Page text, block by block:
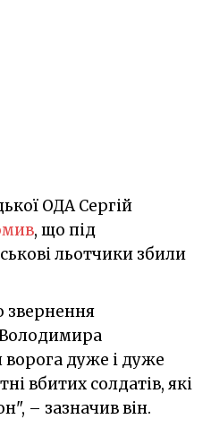
ОДА Сергій
, що під
льотчики збили
звернення
ворога дуже і дуже
вбитих солдатів, які
– зазначив він.